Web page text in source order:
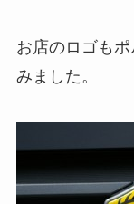
お店のロゴも
みました。